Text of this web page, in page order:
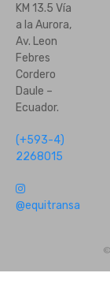
KM 13.5 Vía
a la Aurora,
Av. Leon
Febres
Cordero
Daule –
Ecuador.
(+593-4)
2268015
@equitransa